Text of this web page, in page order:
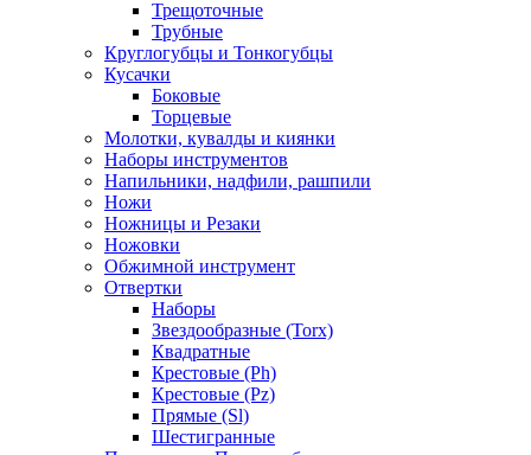
Трещоточные
Трубные
Круглогубцы и Тонкогубцы
Кусачки
Боковые
Торцевые
Молотки, кувалды и киянки
Наборы инструментов
Напильники, надфили, рашпили
Ножи
Ножницы и Резаки
Ножовки
Обжимной инструмент
Отвертки
Наборы
Звездообразные (Torx)
Квадратные
Крестовые (Ph)
Крестовые (Pz)
Прямые (Sl)
Шестигранные